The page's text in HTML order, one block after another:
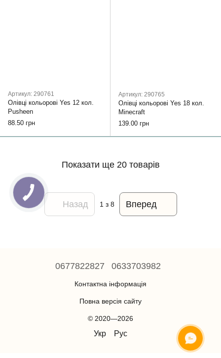
Артикул: 290761
Олівці кольорові Yes 12 кол.
Pusheen
88.50 грн
Артикул: 290765
Олівці кольорові Yes 18 кол.
Minecraft
139.00 грн
Показати ще 20 товарів
Назад 1з 8 Вперед
0677822827 0633703982
Контактна інформація
Повна версія сайту
© 2020—2026
Укр Рус
ОНЛАЙН ЧАТ